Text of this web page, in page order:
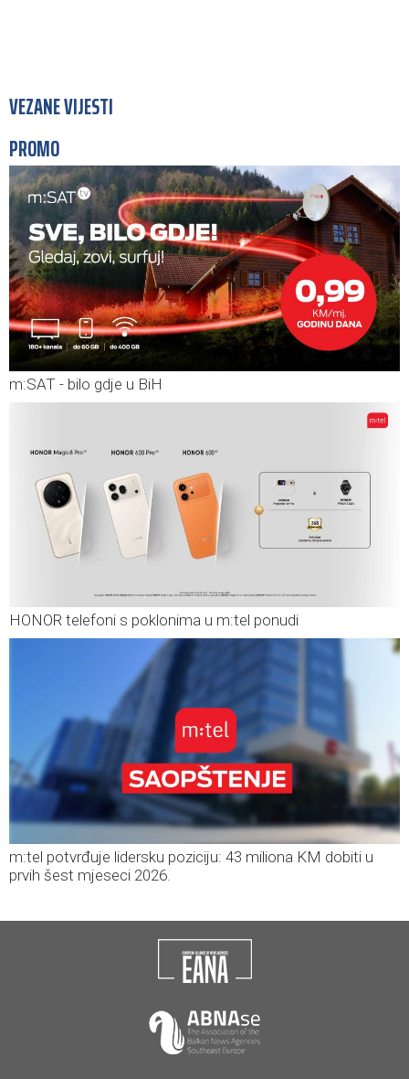
VEZANE VIJESTI
PROMO
m:SAT - bilo gdje u BiH
HONOR telefoni s poklonima u m:tel ponudi
m:tel potvrđuje lidersku poziciju: 43 miliona KM dobiti u
prvih šest mjeseci 2026.